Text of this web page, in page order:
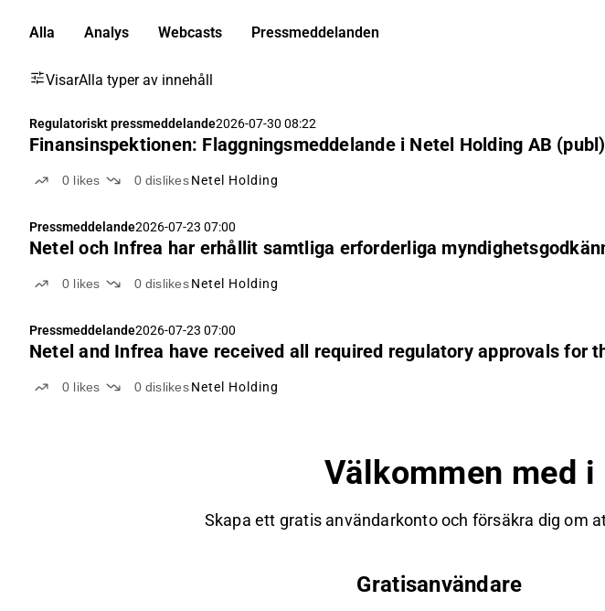
Alla Analys Webcasts Pressmeddelanden
VisarAlla typer av innehåll
Regulatoriskt pressmeddelande2026-07-30 08:22
Finansinspektionen: Flaggningsmeddelande i Netel Holding AB (publ)
0 likes 0 dislikes Netel Holding
Pressmeddelande2026-07-23 07:00
Netel och Infrea har erhållit samtliga erforderliga
0 likes 0 dislikes Netel Holding
Pressmeddelande2026-07-23 07:00
Netel and Infrea have received all required regulatory approvals for
0 likes 0 dislikes Netel Holding
Välkommen med
Skapa ett gratis användarkonto och försäkra dig om
Gratisanvändare